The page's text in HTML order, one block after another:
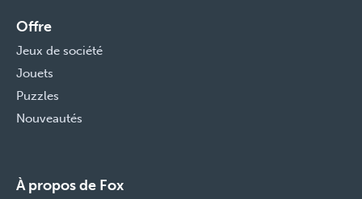
Offre
Jeux de société
Jouets
Puzzles
Nouveautés
À propos de Fox